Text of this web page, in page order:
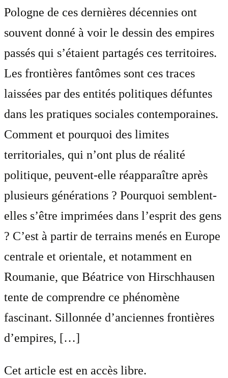
Pologne de ces dernières décennies ont
souvent donné à voir le dessin des empires
passés qui s’étaient partagés ces territoires.
Les frontières fantômes sont ces traces
laissées par des entités politiques défuntes
dans les pratiques sociales contemporaines.
Comment et pourquoi des limites
territoriales, qui n’ont plus de réalité
politique, peuvent-elle réapparaître après
plusieurs générations ? Pourquoi semblent-
elles s’être imprimées dans l’esprit des gens
? C’est à partir de terrains menés en Europe
centrale et orientale, et notamment en
Roumanie, que Béatrice von Hirschhausen
tente de comprendre ce phénomène
fascinant. Sillonnée d’anciennes frontières
d’empires, […]
Cet article est en accès libre.